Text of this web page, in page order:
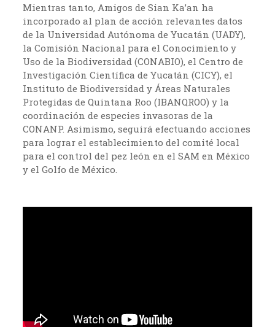
Mientras tanto, Amigos de Sian Ka’an ha
incorporado al plan de acción relevantes datos
de la Universidad Autónoma de Yucatán (UADY),
la Comisión Nacional para el Conocimiento y
Uso de la Biodiversidad (CONABIO), el Centro de
Investigación Científica de Yucatán (CICY), el
Instituto de Biodiversidad y Áreas Naturales
Protegidas de Quintana Roo (IBANQROO) y la
coordinación de especies invasoras de la
CONANP. Asimismo, seguirá efectuando acciones
para lograr el establecimiento del comité local
para el control del pez león en el SAM en México
y el Golfo de México.